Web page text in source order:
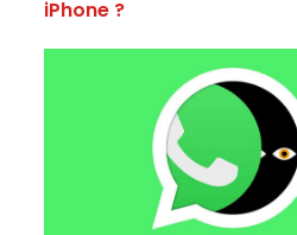
iPhone ?